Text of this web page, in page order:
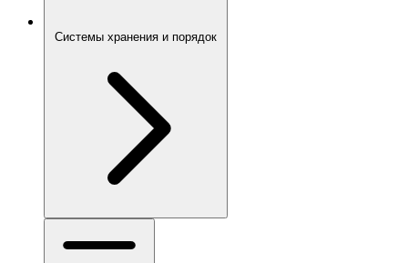
Системы хранения и порядок